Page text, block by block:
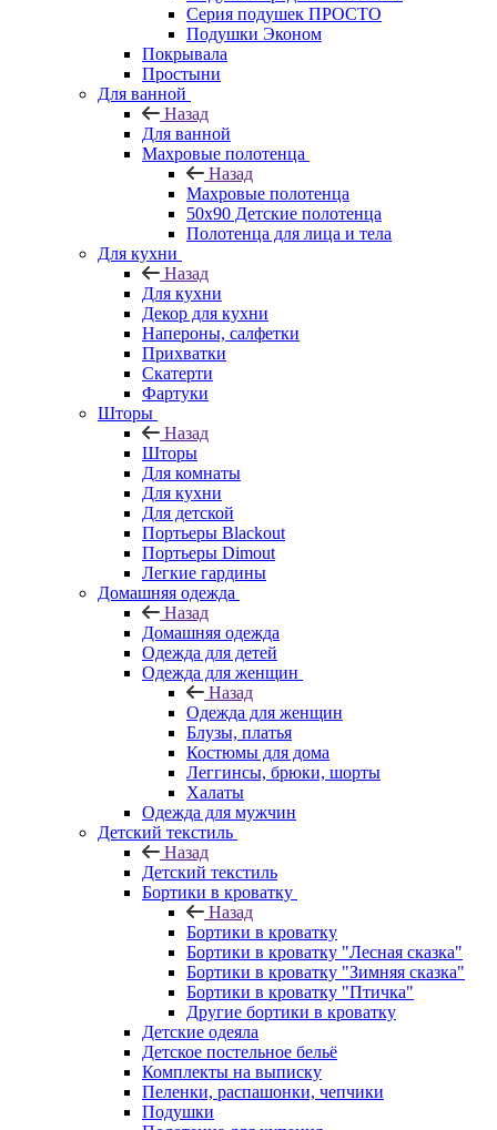
Серия подушек ПРОСТО
Подушки Эконом
Покрывала
Простыни
Для ванной
Назад
Для ванной
Махровые полотенца
Назад
Махровые полотенца
50х90 Детские полотенца
Полотенца для лица и тела
Для кухни
Назад
Для кухни
Декор для кухни
Напероны, салфетки
Прихватки
Скатерти
Фартуки
Шторы
Назад
Шторы
Для комнаты
Для кухни
Для детской
Портьеры Blackout
Портьеры Dimout
Легкие гардины
Домашняя одежда
Назад
Домашняя одежда
Одежда для детей
Одежда для женщин
Назад
Одежда для женщин
Блузы, платья
Костюмы для дома
Леггинсы, брюки, шорты
Халаты
Одежда для мужчин
Детский текстиль
Назад
Детский текстиль
Бортики в кроватку
Назад
Бортики в кроватку
Бортики в кроватку "Лесная сказка"
Бортики в кроватку "Зимняя сказка"
Бортики в кроватку "Птичка"
Другие бортики в кроватку
Детские одеяла
Детское постельное бельё
Комплекты на выписку
Пеленки, распашонки, чепчики
Подушки